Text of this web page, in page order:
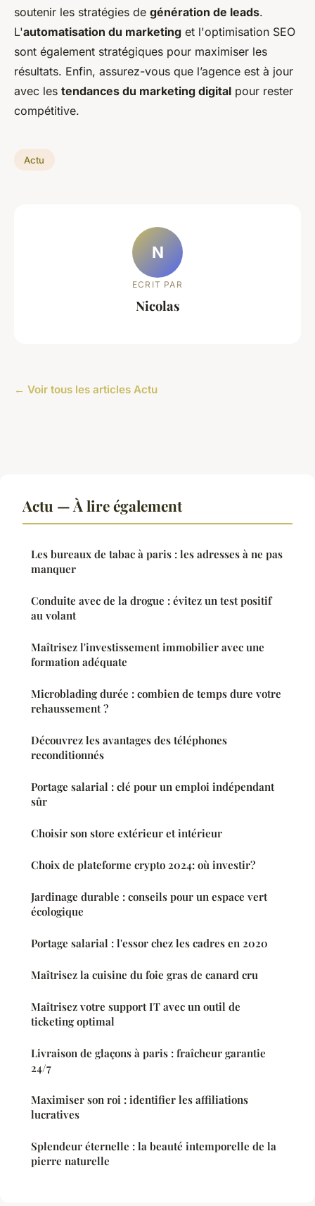
soutenir les stratégies de génération de leads.
L'automatisation du marketing et l'optimisation SEO
sont également stratégiques pour maximiser les
résultats. Enfin, assurez-vous que l’agence est à jour
avec les tendances du marketing digital pour rester
compétitive.
Actu
N
ECRIT PAR
Nicolas
← Voir tous les articles Actu
Actu — À lire également
Les bureaux de tabac à paris : les adresses à ne pas
manquer
Conduite avec de la drogue : évitez un test positif
au volant
Maîtrisez l'investissement immobilier avec une
formation adéquate
Microblading durée : combien de temps dure votre
rehaussement ?
Découvrez les avantages des téléphones
reconditionnés
Portage salarial : clé pour un emploi indépendant
sûr
Choisir son store extérieur et intérieur
Choix de plateforme crypto 2024: où investir?
Jardinage durable : conseils pour un espace vert
écologique
Portage salarial : l'essor chez les cadres en 2020
Maîtrisez la cuisine du foie gras de canard cru
Maîtrisez votre support IT avec un outil de
ticketing optimal
Livraison de glaçons à paris : fraîcheur garantie
24/7
Maximiser son roi : identifier les affiliations
lucratives
Splendeur éternelle : la beauté intemporelle de la
pierre naturelle